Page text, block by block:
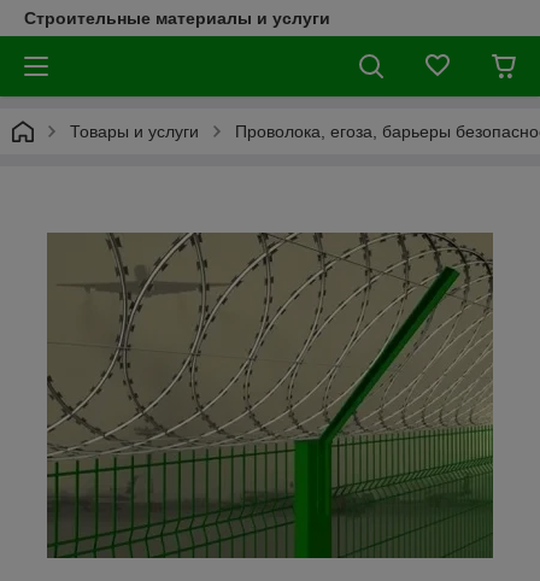
Строительные материалы и услуги
Товары и услуги Проволока, егоза, барьеры